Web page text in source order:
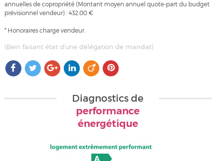
annuelles de copropriété (Montant moyen annuel quote-part du budget
prévisionnel vendeur) : 432.00 €.
* Honoraires charge vendeur.
(Bien faisant état d'une délégation de mandat)
Diagnostics de
performance
énergétique